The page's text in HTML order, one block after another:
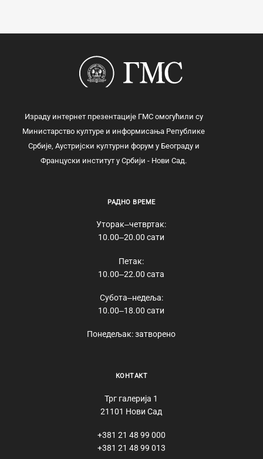
Израду интернет презентације ГМС омогућили су
Министарство културе и информисања Републике
Србије, Аустријски културни форум у Београду и
Француски институт у Србији - Нови Сад.
РАДНО ВРЕМЕ
Уторак‒четвртак:
10.00‒20.00 сати
Петак:
10.00‒22.00 сата
Субота‒недеља:
10.00‒18.00 сати
Понедељак: затворено
КОНТАКТ
Трг галерија 1
21101 Нови Сад
+381 21 48 99 000
+381 21 48 99 013